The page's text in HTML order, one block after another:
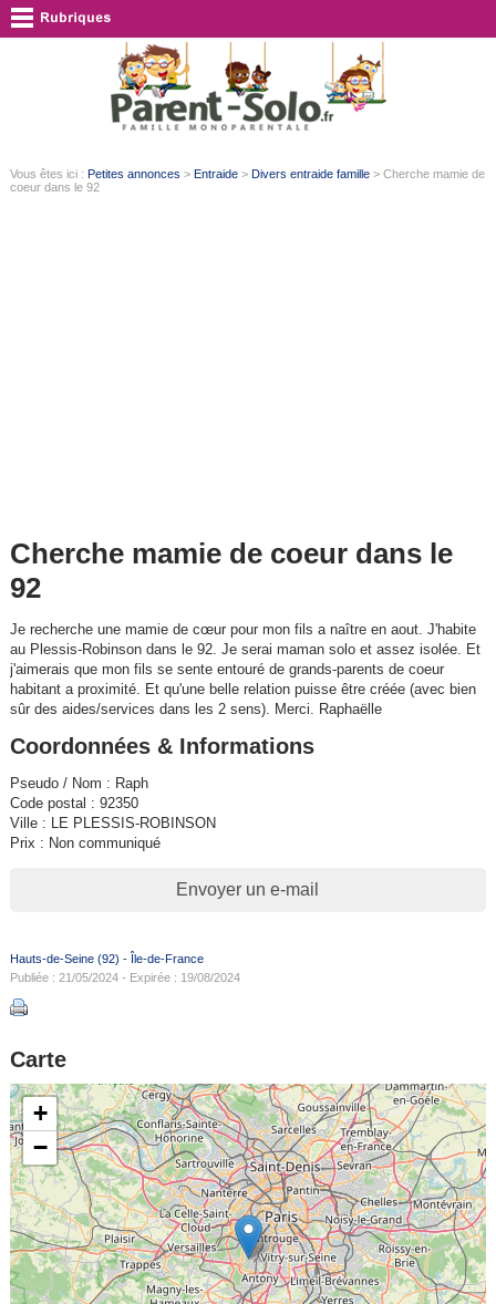
Vous êtes ici : Petites annonces > Entraide> Divers entraide famille> Cherche mamie de
coeur dans le 92
Cherche mamie de coeur dans le
92
Je recherche une mamie de cœur pour mon fils a naître en aout. J'habite
au Plessis-Robinson dans le 92. Je serai maman solo et assez isolée. Et
j'aimerais que mon fils se sente entouré de grands-parents de coeur
habitant a proximité. Et qu'une belle relation puisse être créée (avec bien
sûr des aides/services dans les 2 sens). Merci. Raphaëlle
Coordonnées & Informations
Pseudo / Nom : Raph
Code postal : 92350
Ville : LE PLESSIS-ROBINSON
Prix : Non communiqué
Envoyer un e-mail
Hauts-de-Seine (92) - Île-de-France
Publiée : 21/05/2024 - Expirée : 19/08/2024
Carte
+
−